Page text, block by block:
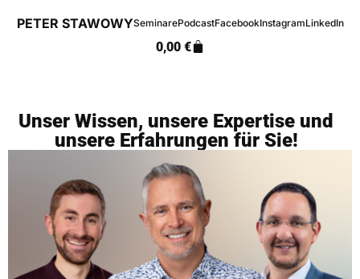
PETER STAWOWYSeminarePodcastFacebookInstagramLinkedIn
0,00 €
Unser Wissen, unsere Expertise und
unsere Erfahrungen für Sie!